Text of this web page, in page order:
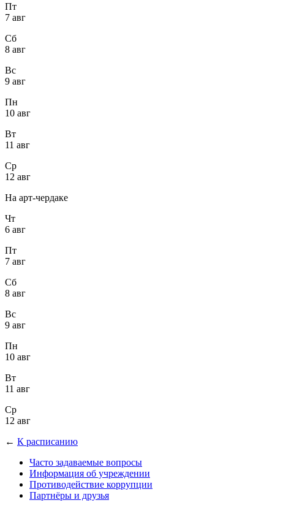
Пт
7 авг
Сб
8 авг
Вс
9 авг
Пн
10 авг
Вт
11 авг
Ср
12 авг
На арт-чердаке
Чт
6 авг
Пт
7 авг
Сб
8 авг
Вс
9 авг
Пн
10 авг
Вт
11 авг
Ср
12 авг
← К расписанию
Часто задаваемые вопросы
Информация об учреждении
Противодействие коррупции
Партнёры и друзья